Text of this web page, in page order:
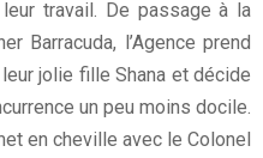
travail. De passage à la
Barracuda, l’Agence prend
jolie fille Shana et décide
un peu moins docile.
en cheville avec le Colonel